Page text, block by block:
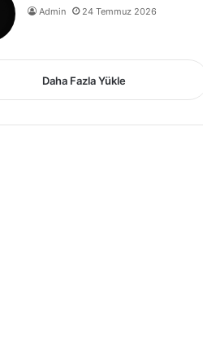
Admin 24 Temmuz 2026
Daha Fazla Yükle